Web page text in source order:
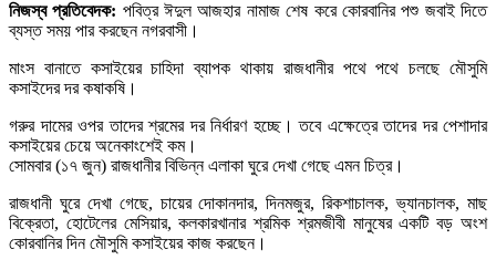
নিজস্ব প্রতিবেদক: পবিত্র ঈদুল আজহার নামাজ শেষ করে কোরবানির পশু জবাই দিতে
ব্যস্ত সময় পার করছেন নগরবাসী।
মাংস বানাতে কসাইয়ের চাহিদা ব্যাপক থাকায় রাজধানীর পথে পথে চলছে মৌসুমি
কসাইদের দর কষাকষি।
গরুর দামের ওপর তাদের শ্রমের দর নির্ধারণ হচ্ছে। তবে এক্ষেত্রে তাদের দর পেশাদার
কসাইয়ের চেয়ে অনেকাংশেই কম।
সোমবার (১৭ জুন) রাজধানীর বিভিন্ন এলাকা ঘুরে দেখা গেছে এমন চিত্র।
রাজধানী ঘুরে দেখা গেছে, চায়ের দোকানদার, দিনমজুর, রিকশাচালক, ভ্যানচালক, মাছ
বিক্রেতা, হোটেলের মেসিয়ার, কলকারখানার শ্রমিক শ্রমজীবী মানুষের একটি বড় অংশ
কোরবানির দিন মৌসুমি কসাইয়ের কাজ করছেন।